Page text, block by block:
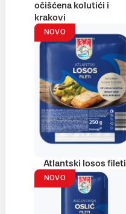
očišćena kolutići i
krakovi
NOVO
Atlantski losos fileti
NOVO